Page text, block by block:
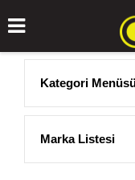
Kategori
Marka Listesi